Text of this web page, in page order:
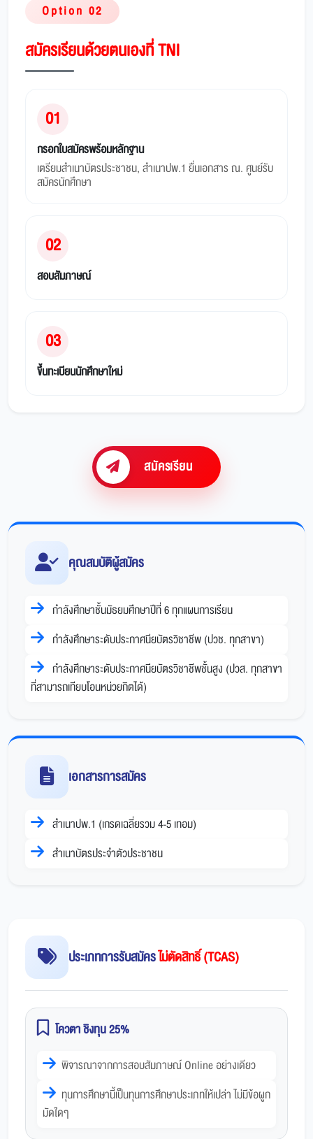
Option 02
สมัครเรียนด้วยตนเองที่ TNI
01
กรอกใบสมัครพร้อมหลักฐาน
เตรียมสำเนาบัตรประชาชน, สำเนาปพ.1 ยื่นเอกสาร ณ. ศูนย์รับ
สมัครนักศึกษา
02
สอบสัมภาษณ์
03
ขึ้นทะเบียนนักศึกษาใหม่
สมัครเรียน
คุณสมบัติผู้สมัคร
กำลังศึกษาชั้นมัธยมศึกษาปีที่ 6 ทุกแผนการเรียน
กำลังศึกษาระดับประกาศนียบัตรวิชาชีพ (ปวช. ทุกสาขา)
กำลังศึกษาระดับประกาศนียบัตรวิชาชีพชั้นสูง (ปวส. ทุกสาขา
ที่สามารถเทียบโอนหน่วยกิตได้)
เอกสารการสมัคร
สำเนาปพ.1 (เกรดเฉลี่ยรวม 4-5 เทอม)
สำเนาบัตรประจำตัวประชาชน
ประเภทการรับสมัครไม่ตัดสิทธิ์ (TCAS)
โควตา ชิงทุน 25%
พิจารณาจากการสอบสัมภาษณ์ Online อย่างเดียว
ทุนการศึกษานี้เป็นทุนการศึกษาประเภทให้เปล่า ไม่มีข้อผูก
มัดใดๆ